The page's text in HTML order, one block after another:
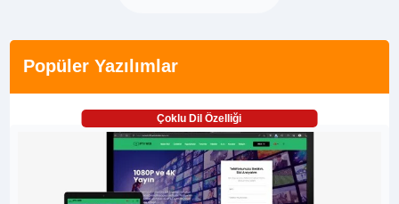
Popüler Yazılımlar
Çoklu Dil Özelliği